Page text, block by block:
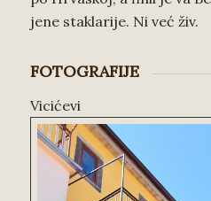
jene staklarije. Ni već živ.
FOTOGRAFIJE
Vicićevi